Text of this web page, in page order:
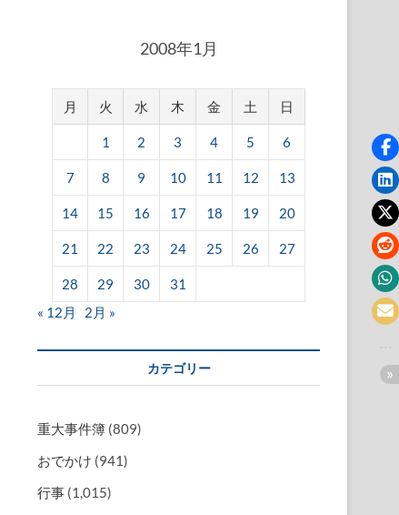
2008年1月
月 火 水 木 金 土 日
1 2 3 4 5 6
7 8 9 10 11 12 13
14 15 16 17 18 19 20
21 22 23 24 25 26 27
28 29 30
31
« 12月
2月 »
カテゴリー
重大事件簿 (809)
おでかけ (941)
行事 (1,015)